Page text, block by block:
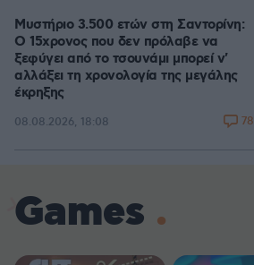
Μυστήριο 3.500 ετών στη Σαντορίνη:
Ο 15χρονος που δεν πρόλαβε να
ξεφύγει από το τσουνάμι μπορεί ν'
αλλάξει τη χρονολογία της μεγάλης
έκρηξης
08.08.2026, 18:08 78
Games